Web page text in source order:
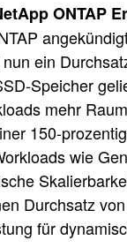
ONTAP
ein
Speicher
mehr
150-
wie
Durchsatz
für